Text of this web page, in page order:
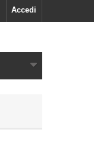
Accedi